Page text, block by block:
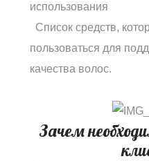
использования
Список средств,
пользоваться для
качества волос.
Зачем